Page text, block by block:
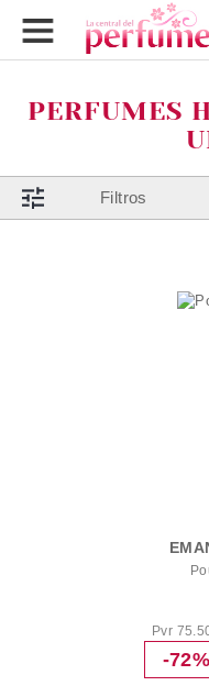
PERFUMES
Filtros
Pvr
-72%